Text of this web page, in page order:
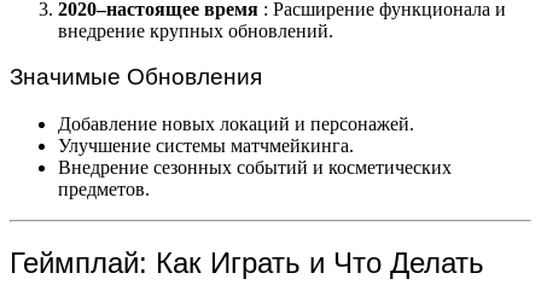
2020–настоящее время : Расширение функционала и
внедрение крупных обновлений.
Значимые Обновления
Добавление новых локаций и персонажей.
Улучшение системы матчмейкинга.
Внедрение сезонных событий и косметических
предметов.
Геймплай: Как Играть и Что Делать